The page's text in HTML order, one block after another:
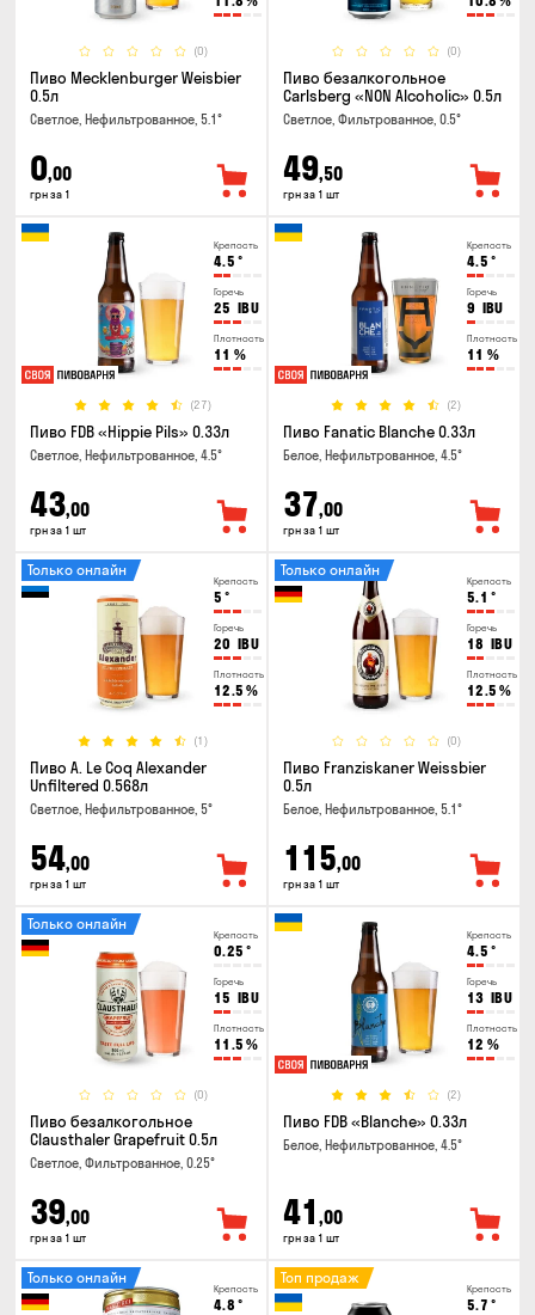
(0)
Пиво Mecklenburger Weisbier
0.5л
Светлое, Нефильтрованное, 5.1°
0,00
грн за 1
(0)
Пиво безалкогольное
Carlsberg «NON Alcoholic» 0.5л
Светлое, Фильтрованное, 0.5°
49,50
грн за 1 шт
Крепость
4.5 °
Горечь
25 IBU
Плотность
11 %
(27)
Пиво FDB «Hippie Pils» 0.33л
Светлое, Нефильтрованное, 4.5°
43,00
грн за 1 шт
Крепость
4.5 °
Горечь
9 IBU
Плотность
11 %
(2)
Пиво Fanatic Blanche 0.33л
Белое, Нефильтрованное, 4.5°
37,00
грн за 1 шт
Крепость
5 °
Горечь
20 IBU
Плотность
12.5 %
(1)
Только онлайн
Пиво A. Le Coq Alexander
Unfiltered 0.568л
Светлое, Нефильтрованное, 5°
54,00
грн за 1 шт
Крепость
5.1 °
Горечь
18 IBU
Плотность
12.5 %
(0)
Только онлайн
Пиво Franziskaner Weissbier
0.5л
Белое, Нефильтрованное, 5.1°
115,00
грн за 1 шт
Крепость
0.25 °
Горечь
15 IBU
Плотность
11.5 %
(0)
Только онлайн
Пиво безалкогольное
Clausthaler Grapefruit 0.5л
Светлое, Фильтрованное, 0.25°
39,00
грн за 1 шт
Крепость
4.5 °
Горечь
13 IBU
Плотность
12 %
(2)
Пиво FDB «Blanche» 0.33л
Белое, Нефильтрованное, 4.5°
41 ,00
грн за 1 шт
Крепость
4.8 °
Только онлайн
Крепость
5.7 °
Топ продаж